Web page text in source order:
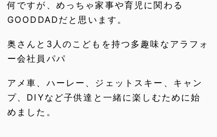
何ですが、めっちゃ家事や育児に関わる
GOODDADだと思います。
奥さんと3人のこどもを持つ多趣味なアラフォ
ー会社員パパ
アメ車、ハーレー、ジェットスキー、キャン
プ、DIYなど子供達と一緒に楽しむために始
めました。